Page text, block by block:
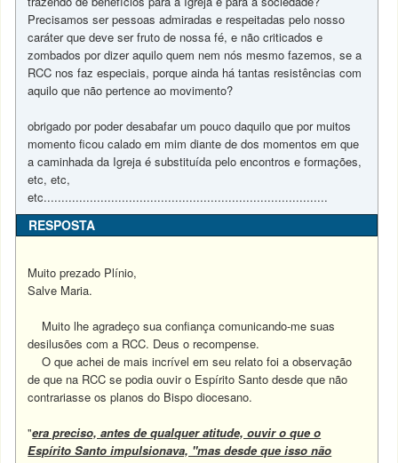
Precisamos ser pessoas admiradas e respeitadas pelo nosso
caráter que deve ser fruto de nossa fé, e não criticados e
zombados por dizer aquilo quem nem nós mesmo fazemos, se a
RCC nos faz especiais, porque ainda há tantas resistências com
aquilo que não pertence ao movimento?
obrigado por poder desabafar um pouco daquilo que por muitos
momento ficou calado em mim diante de dos momentos em que
a caminhada da Igreja é substituída pelo encontros e formações,
etc, etc,
etc................................................................................
RESPOSTA
Muito prezado Plínio,
Salve Maria.
Muito lhe agradeço sua confiança comunicando-me suas
desilusões com a RCC. Deus o recompense.
O que achei de mais incrível em seu relato foi a observação
de que na RCC se podia ouvir o Espírito Santo desde que não
contrariasse os planos do Bispo diocesano.
"era preciso, antes de qualquer atitude, ouvir o que o
Espírito Santo impulsionava, "mas desde que isso não